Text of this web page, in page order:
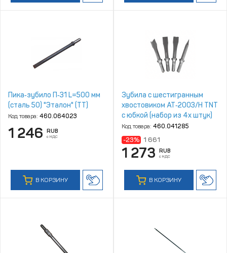
Пика‑зубило П‑31 L=500 мм
(сталь 50) "Эталон" (ТТ)
Код товара: 460.064023
1 246 RUB
с НДС
В КОРЗИНУ
Зубила с шестигранным
хвостовиком AT‑2003/H TNT
с юбкой (набор из 4х штук)
Код товара: 460.041285
-23% 1 661
1 273 RUB
с НДС
В КОРЗИНУ